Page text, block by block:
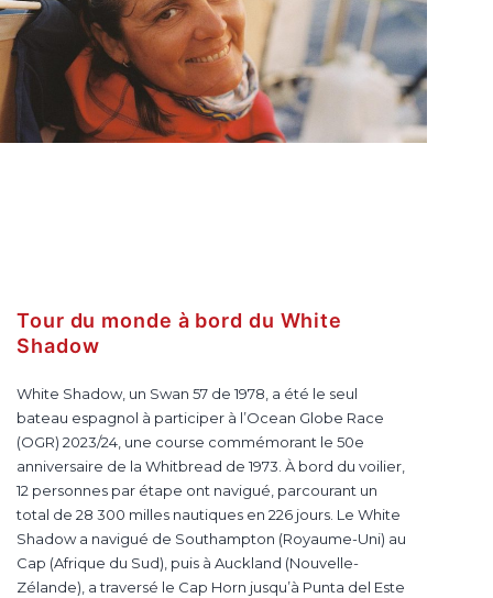
Tour du monde à bord du White
Shadow
White Shadow, un Swan 57 de 1978, a été le seul
bateau espagnol à participer à l’Ocean Globe Race
(OGR) 2023/24, une course commémorant le 50e
anniversaire de la Whitbread de 1973. À bord du voilier,
12 personnes par étape ont navigué, parcourant un
total de 28 300 milles nautiques en 226 jours. Le White
Shadow a navigué de Southampton (Royaume-Uni) au
Cap (Afrique du Sud), puis à Auckland (Nouvelle-
Zélande), a traversé le Cap Horn jusqu’à Punta del Este